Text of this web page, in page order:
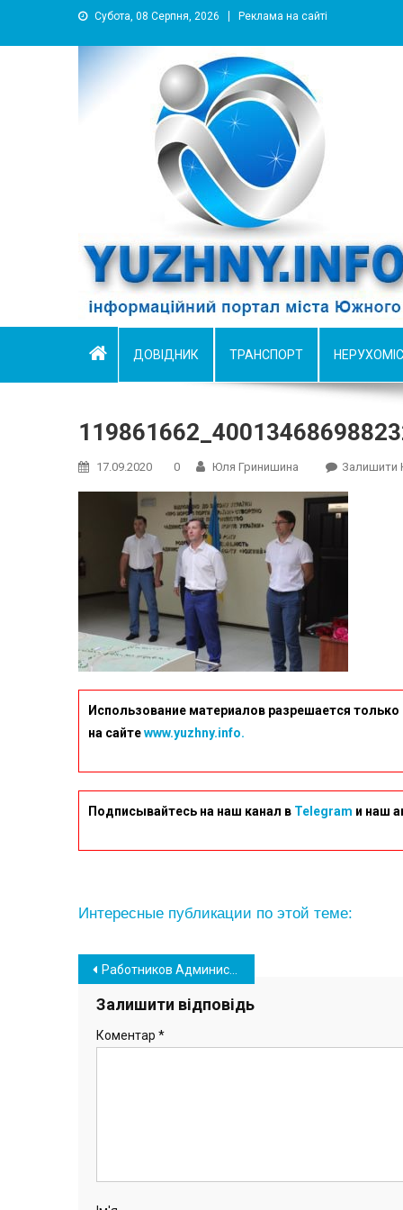
Субота, 08 Серпня, 2026 Реклама на сайті
YUZHNY.INFO
информационный портал города Южный
ДОВІДНИК ТРАНСПОРТ
17.09.2020 0 Юля Гринишина Залишити
Использование материалов разрешается
на сайтеwww.yuzhny.info.
Подписывайтесь на наш канал в Telegram и наш
Интересные публикации по этой теме:
Навігація
записів
Работников Администрации порта Пивденный наградили за их профессионализм (фото)
Залишити відповідь
Коментар *